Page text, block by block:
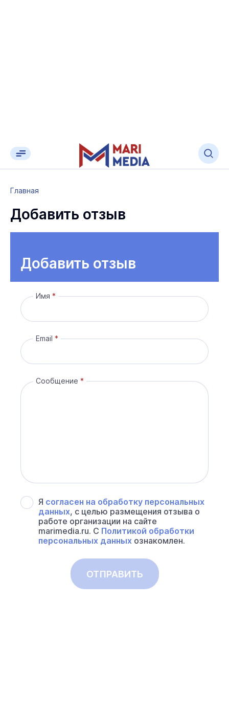
Главная
Добавить отзыв
Добавить отзыв
Имя
Email
Сообщение
Я согласен на обработку персональных
данных, с целью размещения отзыва о
работе организации на сайте
marimedia.ru. С Политикой обработки
персональных данных ознакомлен.
ОТПРАВИТЬ